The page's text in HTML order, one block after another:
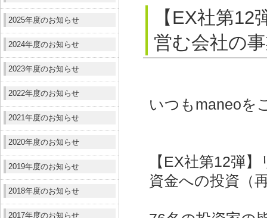
2025年度のお知らせ
2024年度のお知らせ
2023年度のお知らせ
2022年度のお知らせ
2021年度のお知らせ
2020年度のお知らせ
2019年度のお知らせ
2018年度のお知らせ
2017年度のお知らせ
【EX社第
営む会社の
いつもmaneoを
【EX社第12弾
資金への投資（